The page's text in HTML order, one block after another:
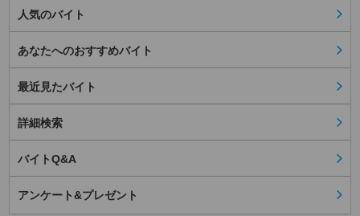
人気のバイト
あなたへのおすすめバイト
最近見たバイト
詳細検索
バイトQ&A
アンケート&プレゼント